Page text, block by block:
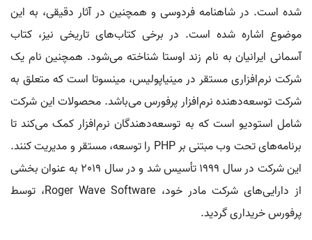
شده است. در شاهنامه فردوسی و همچنین در آثار دقیقی، به این
موضوع اشاره شده است. در برخی کتاب‌های تاریخی نیز، کتاب
آسمانی ایرانیان به نام زند اوستا شناخته می‌شود. همچنین نام یک
شرکت نرم‌افزاری مستقر در مینیاپولیس، مینسوتا است که متعلق به
شرکت توسعه‌دهنده نرم‌افزار پرفورس می‌باشد. محصولات این شرکت
شامل استودیو است که به توسعه‌دهندگان نرم‌افزار کمک می‌کند تا
برنامه‌های تحت وب مبتنی بر PHP را توسعه، مستقر و مدیریت کنند.
این شرکت در سال 1999 تأسیس شد و در سال 2019 به عنوان بخشی
از دارایی‌های شرکت مادر خود، Roger Wave Software، توسط
پرفورس خریداری گردید.